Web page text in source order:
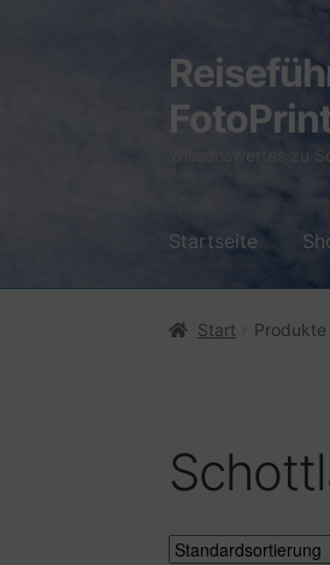
Zur
Navigation
springen
Zum
Inhalt
springen
Wissenswertes zu
Startseite
Start AGB
Warenkorb
Start